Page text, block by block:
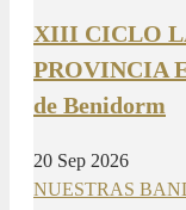
XIII CICLO
PROVINCIA
de Benidorm
20 Sep 2026
NUESTRAS